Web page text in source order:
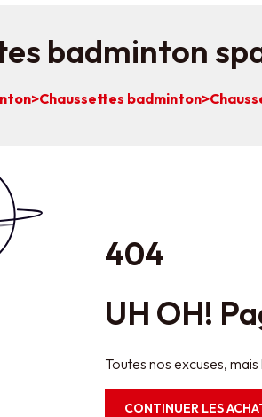
badminton
>Chaussettes badminton>
404
UH OH!
Toutes nos excuses,
CONTINUER LES